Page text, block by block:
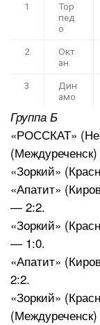
1
Тор
пед
о
2
Окт
ан
3
Дин
амо
Группа Б
«РОССКАТ»
«Зоркий»
«Апатит»
— 2:2.
«Зоркий»
— 1:0.
«Апатит»
2:2.
«Зоркий»